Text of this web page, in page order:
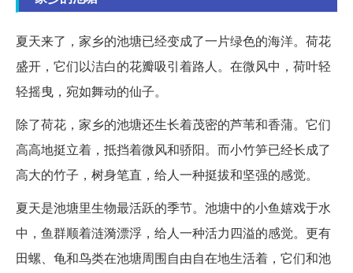
夏天来了，家乡的池塘已经变成了一片绿色的海洋。荷花
盛开，它们以洁白的花瓣吸引着路人。在微风中，荷叶轻
轻摇曳，宛如舞动的仙子。
除了荷花，家乡的池塘还生长着茂密的芦苇和香蒲。它们
高高地挺立着，抵挡着微风和骄阳。而小竹笋已经长成了
高大的竹子，树身笔直，给人一种挺拔和坚强的感觉。
夏天是池塘里生物最活跃的季节。池塘中的小鱼嬉戏于水
中，鱼群顺着涟漪漂浮，给人一种活力四溢的感觉。更有
田螺、龟和鸟类在池塘周围自由自在地生活着，它们和池